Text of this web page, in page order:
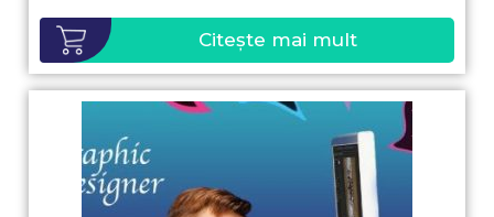
u
t
o
f
5
Citește mai mult